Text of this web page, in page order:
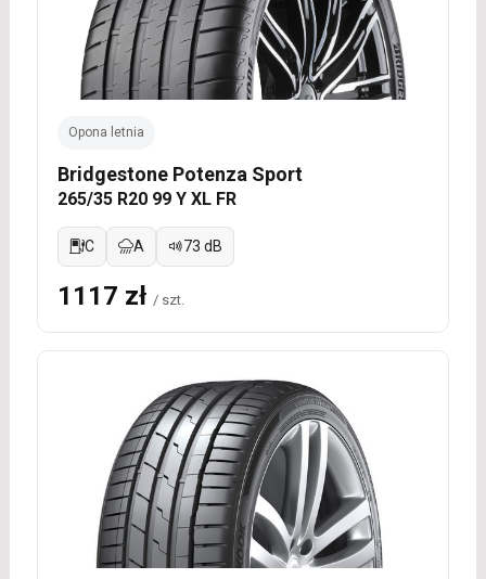
Opona letnia
Bridgestone Potenza Sport
265/35 R20 99 Y XL FR
C A 73 dB
1117 zł / szt.